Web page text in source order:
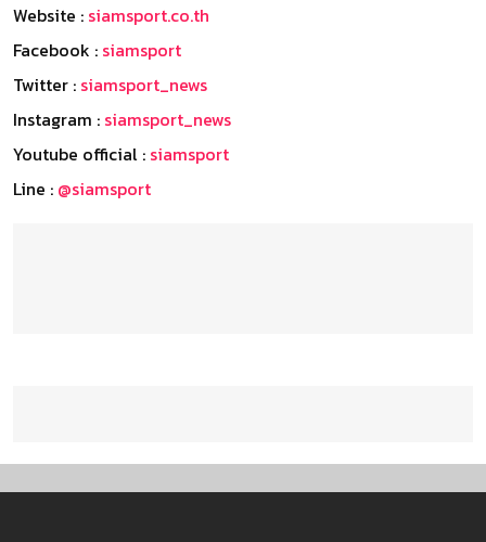
Website : siamsport.co.th
Facebook : siamsport
Twitter : siamsport_news
Instagram : siamsport_news
Youtube official : siamsport
Line : @siamsport